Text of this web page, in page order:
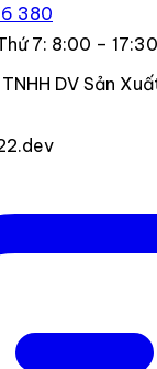
380
7: 8:00 – 17:30
DV Sản